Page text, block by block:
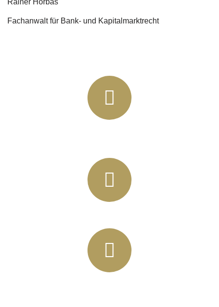
Fachanwalt für Bank- und Kapitalmarktrecht